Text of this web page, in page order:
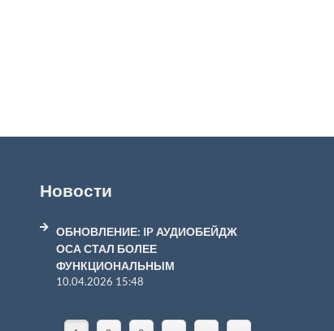
Новости
ОБНОВЛЕНИЕ: IP АУДИОБЕЙДЖ
ОСА СТАЛ БОЛЕЕ
ФУНКЦИОНАЛЬНЫМ
10.04.2026 15:48